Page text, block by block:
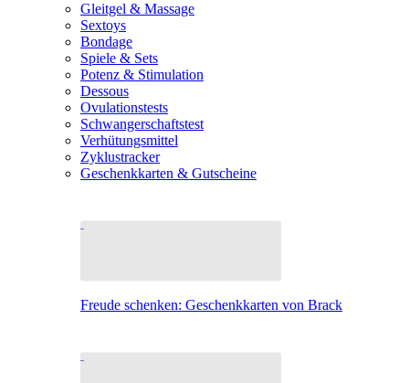
Gleitgel & Massage
Sextoys
Bondage
Spiele & Sets
Potenz & Stimulation
Dessous
Ovulationstests
Schwangerschaftstest
Verhütungsmittel
Zyklustracker
Geschenkkarten & Gutscheine
Freude schenken: Geschenkkarten von Brack